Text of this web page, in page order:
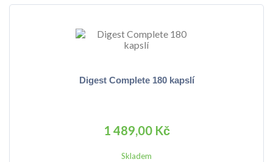
Digest Complete 180 kapslí
1 489,00 Kč
Skladem